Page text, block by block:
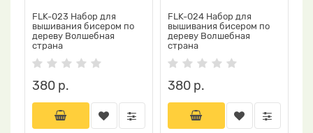
FLK-023 Набор для
вышивания бисером по
дереву Волшебная
страна
380 р.
FLK-024 Набор для
вышивания бисером по
дереву Волшебная
страна
380 р.